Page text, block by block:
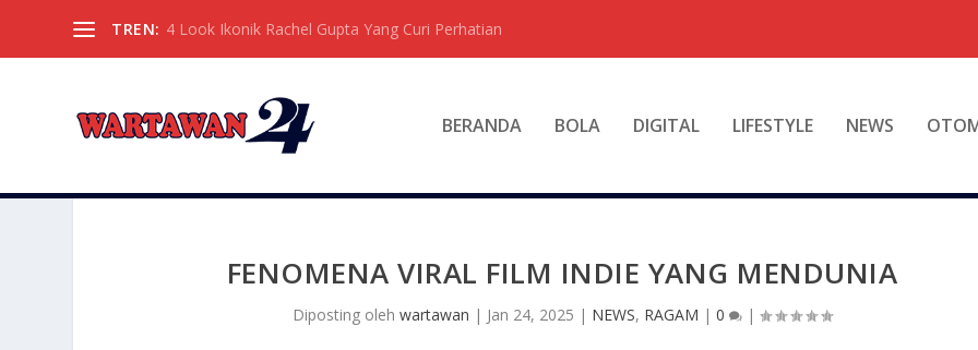
TREN: 4 Look Ikonik Rachel Gupta Yang Curi Perhatian
BERANDA BOLA DIGITAL LIFESTYLE NEWS
FENOMENA VIRAL FILM INDIE YANG MENDUNIA
Diposting oleh wartawan | Jan 24, 2025 | NEWS, RAGAM | 0 |